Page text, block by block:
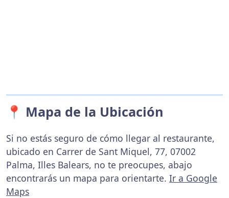
📍 Mapa de la Ubicación
Si no estás seguro de cómo llegar al restaurante,
ubicado en Carrer de Sant Miquel, 77, 07002
Palma, Illes Balears, no te preocupes, abajo
encontrarás un mapa para orientarte. Ir a Google
Maps